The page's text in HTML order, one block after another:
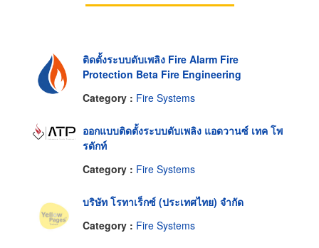
ติดตั้งระบบดับเพลิง Fire Alarm Fire
Protection Beta Fire Engineering
Category : Fire Systems
ออกแบบติดตั้งระบบดับเพลิง แอดวานซ์ เทค โพ
รดักท์
Category : Fire Systems
บริษัท โรทาเร็กซ์ (ประเทศไทย) จำกัด
Category : Fire Systems